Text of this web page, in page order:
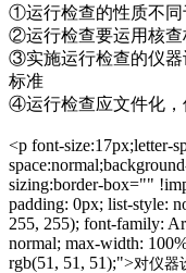
①运行检查的性质不同
②运行检查要运用核查
③实施运行检查的仪器
标准
④运行检查应文件化，
<p font-size:17px;letter-
sizing:border-box=""
padding: 0px; list-style:
255, 255); font-family:
normal; max-width:
rgb(51, 51, 51);">对仪器